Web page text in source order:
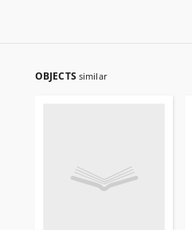
OBJECTS similar